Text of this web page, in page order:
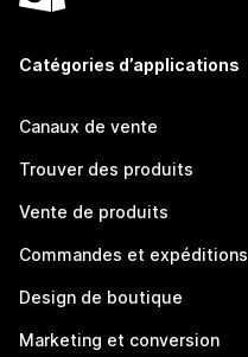
Catégories d’applications
Canaux de vente
Trouver des produits
Vente de produits
Commandes et expéditions
Design de boutique
Marketing et conversion